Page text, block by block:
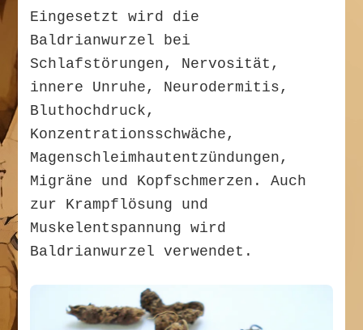
Eingesetzt wird die
Baldrianwurzel bei
Schlafstörungen, Nervosität,
innere Unruhe, Neurodermitis,
Bluthochdruck,
Konzentrationsschwäche,
Magenschleimhautentzündungen,
Migräne und Kopfschmerzen. Auch
zur Krampflösung und
Muskelentspannung wird
Baldrianwurzel verwendet.